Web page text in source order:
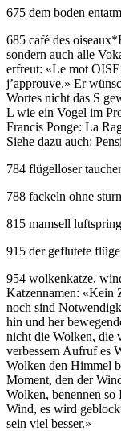
675 dem boden
685 café des oiseaux*
sondern auch alle
erfreut: «Le mot
j’approuve.» Er
Wortes nicht das S
L wie ein Vogel im
Francis Ponge: La
Siehe dazu auch:
784 flügelloser
788 fackeln ohne
815 mamsell
915 der geflutete
954 wolkenkatze,
Katzennamen: «Kein
noch sind
hin und her
nicht die Wolken, die
verbessern Aufruf es
Wolken den Himmel
Moment, den der
Wolken, benennen so
Wind, es wird
sein viel besser.»